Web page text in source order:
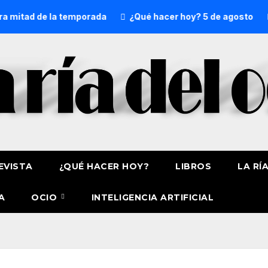
la temporada ¿Qué hacer hoy? 5 de agosto
¿QUÉ HACER HOY? LIBROS LA
OCIO INTELIGENCIA ARTIFICIAL